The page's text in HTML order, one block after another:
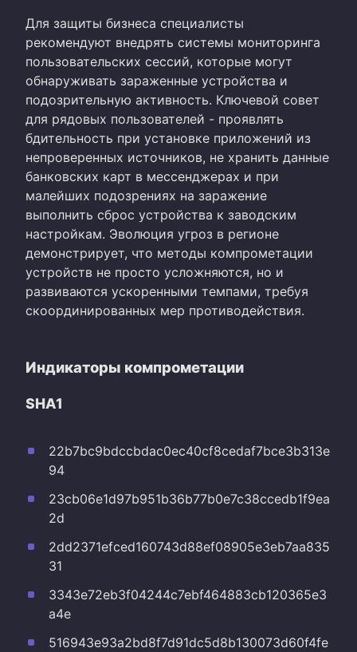
Для защиты бизнеса специалисты
рекомендуют внедрять системы мониторинга
пользовательских сессий, которые могут
обнаруживать зараженные устройства и
подозрительную активность. Ключевой совет
для рядовых пользователей - проявлять
бдительность при установке приложений из
непроверенных источников, не хранить данные
банковских карт в мессенджерах и при
малейших подозрениях на заражение
выполнить сброс устройства к заводским
настройкам. Эволюция угроз в регионе
демонстрирует, что методы компрометации
устройств не просто усложняются, но и
развиваются ускоренными темпами, требуя
скоординированных мер противодействия.
Индикаторы компрометации
SHA1
22b7bc9bdccbdac0ec40cf8cedaf7bce3b313e
94
23cb06e1d97b951b36b77b0e7c38ccedb1f9ea
2d
2dd2371efced160743d88ef08905e3eb7aa835
31
3343e72eb3f04244c7ebf464883cb120365e3
a4e
516943e93a2bd8f7d91dc5d8b130073d60f4fe